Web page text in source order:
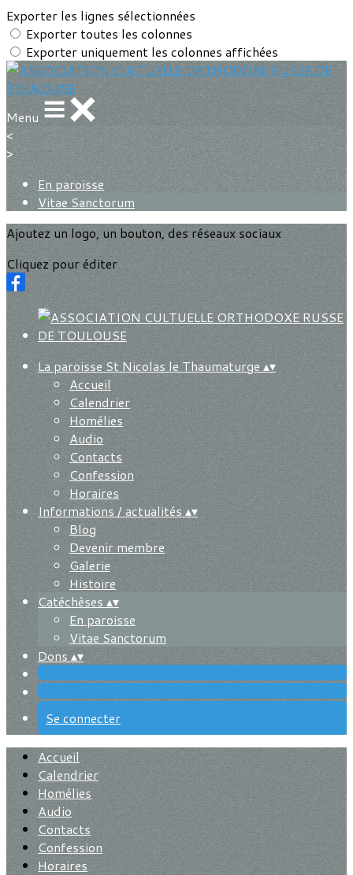
Exporter les lignes sélectionnées
Exporter toutes les colonnes
Exporter uniquement les colonnes affichées
Menu
<
>
En paroisse
Vitae Sanctorum
Ajoutez un logo, un bouton, des réseaux sociaux
Cliquez pour éditer
La paroisse St Nicolas le Thaumaturge▴▾
Accueil
Calendrier
Homélies
Audio
Contacts
Confession
Horaires
Informations / actualités▴▾
Blog
Devenir membre
Galerie
Histoire
Catéchèses ▴▾
En paroisse
Vitae Sanctorum
Dons▴▾
Se connecter
Accueil
Calendrier
Homélies
Audio
Contacts
Confession
Horaires